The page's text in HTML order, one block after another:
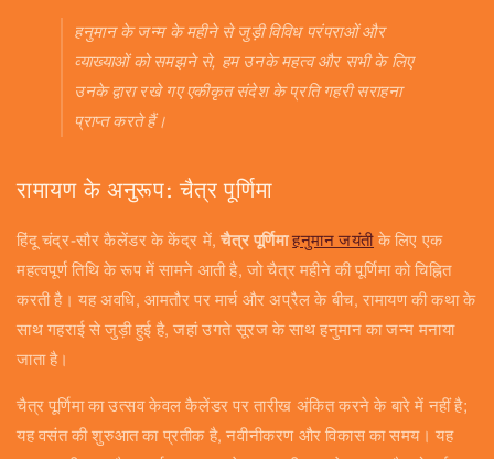
हनुमान के जन्म के महीने से जुड़ी विविध परंपराओं और
व्याख्याओं को समझने से, हम उनके महत्व और सभी के लिए
उनके द्वारा रखे गए एकीकृत संदेश के प्रति गहरी सराहना
प्राप्त करते हैं।
रामायण के अनुरूप: चैत्र पूर्णिमा
हिंदू चंद्र-सौर कैलेंडर के केंद्र में,चैत्र पूर्णिमा हनुमान जयंती के लिए एक
महत्वपूर्ण तिथि के रूप में सामने आती है, जो चैत्र महीने की पूर्णिमा को चिह्नित
करती है। यह अवधि, आमतौर पर मार्च और अप्रैल के बीच, रामायण की कथा के
साथ गहराई से जुड़ी हुई है, जहां उगते सूरज के साथ हनुमान का जन्म मनाया
जाता है।
चैत्र पूर्णिमा का उत्सव केवल कैलेंडर पर तारीख अंकित करने के बारे में नहीं है;
यह वसंत की शुरुआत का प्रतीक है, नवीनीकरण और विकास का समय। यह